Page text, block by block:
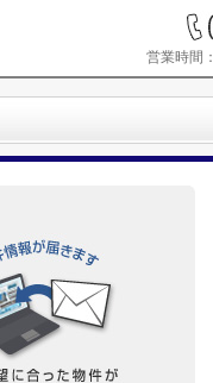
営業時間：